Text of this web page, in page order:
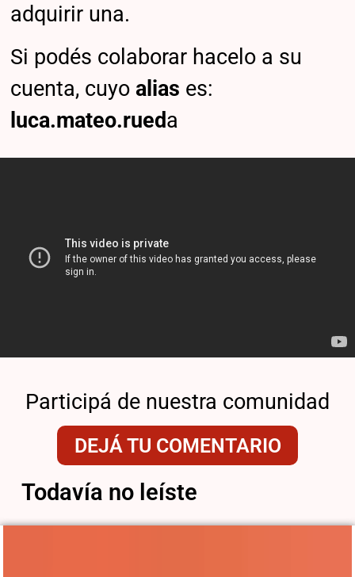
adquirir una.
Si podés colaborar hacelo a su
cuenta, cuyoalias es:
luca.mateo.rueda
Participá de nuestra comunidad
DEJÁ TU COMENTARIO
Todavía no leíste